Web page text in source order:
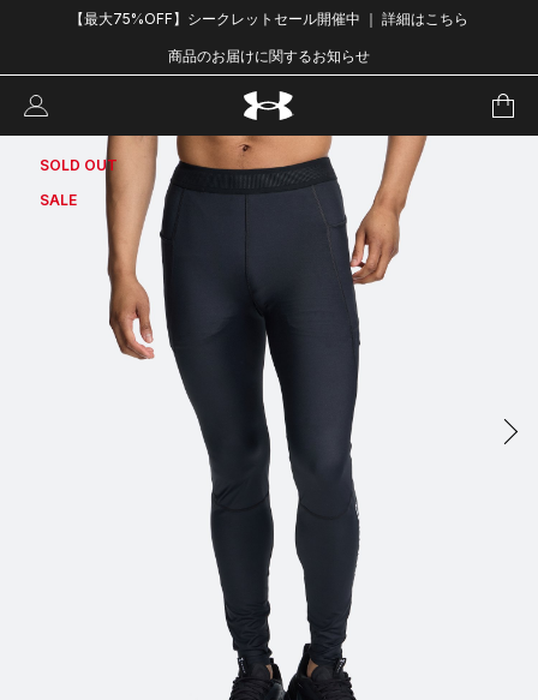
【最大75%OFF】シークレットセール開催中 ｜ 詳細はこちら
商品のお届けに関するお知らせ
SOLD OUT
SALE